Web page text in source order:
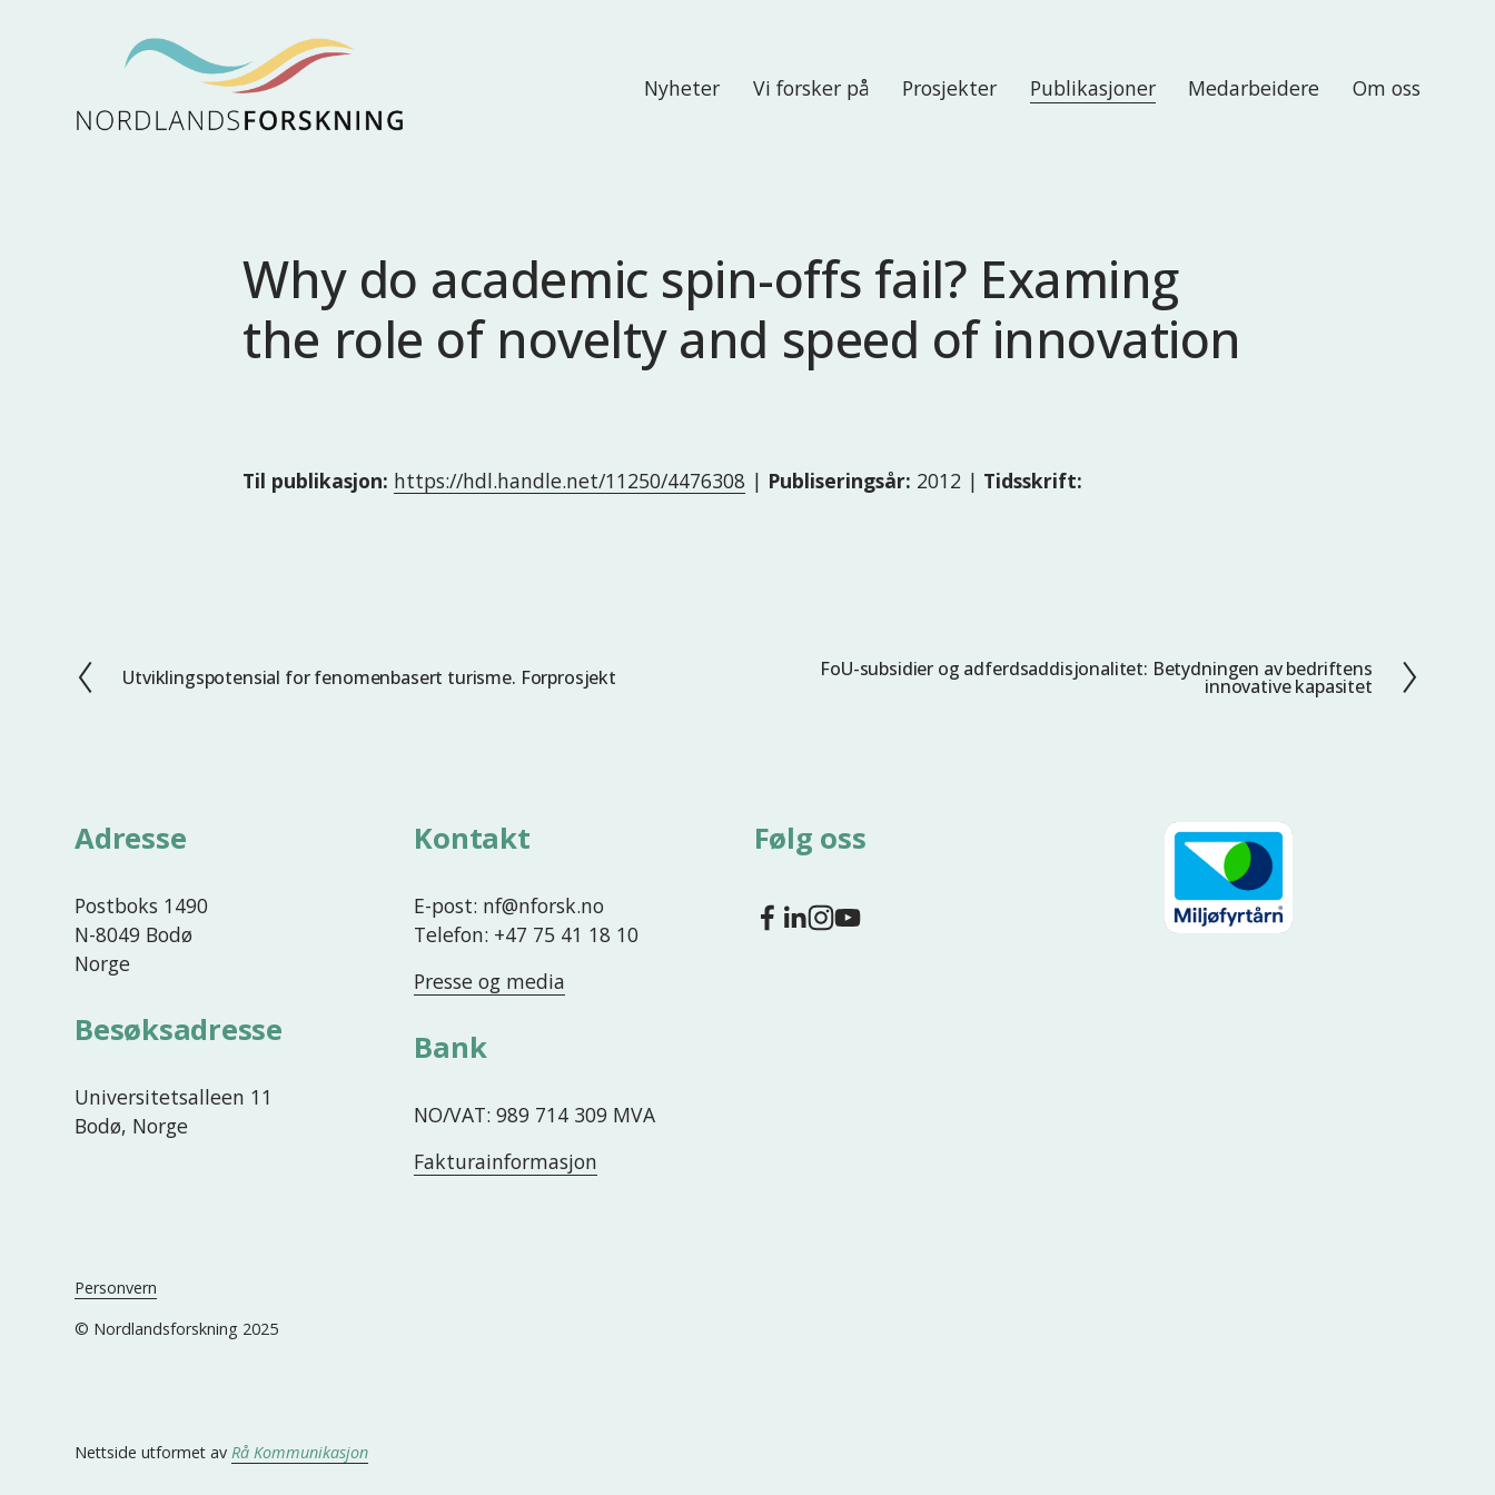
Nyheter Vi forsker på Prosjekter Publikasjoner Medarbeidere Om oss
Why do academic spin-offs fail? Examing
the role of novelty and speed of innovation
Til publikasjon: https://hdl.handle.net/11250/4476308 | Publiseringsår: 2012 | Tidsskrift:
F
g
e
Utviklingspotensial for fenomenbasert turisme. Forprosjekt FoU-subsidier og adferdsaddisjonalitet: Betydningen av bedriftens
innovative kapasitet
Adresse
Postboks 1490
N-8049 Bodø
Norge
Besøksadresse
Universitetsalleen 11
Bodø, Norge
Kontakt
E-post: nf@nforsk.no
Telefon: +47 75 41 18 10
Presse og media
Bank
NO/VAT: 989 714 309 MVA
Fakturainformasjon
Følg oss
Personvern
© Nordlandsforskning 2025
Nettside utformet av Rå Kommunikasjon